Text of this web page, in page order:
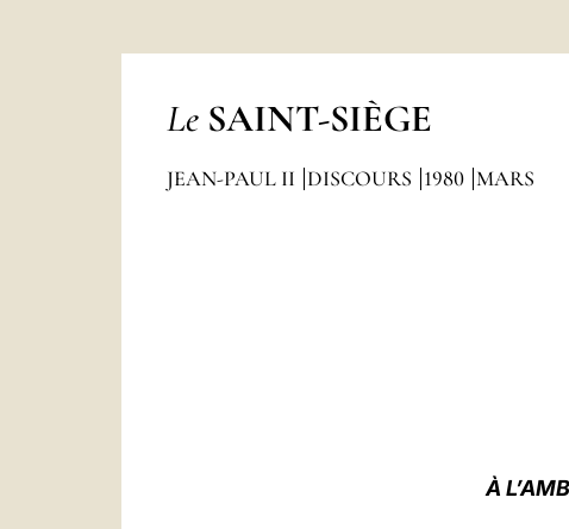
Le SAINT-SIÈGE
JEAN-PAUL II DISCOURS 1980 MARS
À